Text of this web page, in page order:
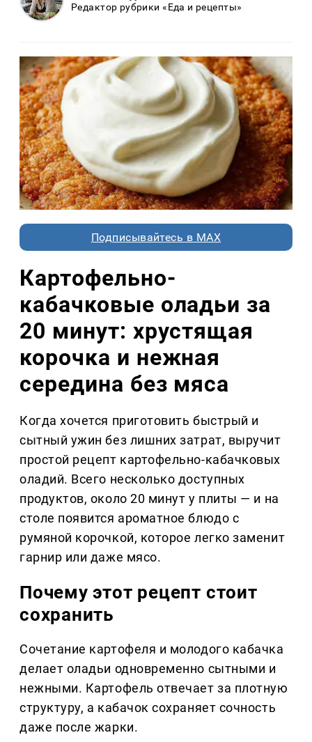
Редактор рубрики «Еда и рецепты»
Подписывайтесь в MAX
Картофельно-
кабачковые оладьи за
20 минут: хрустящая
корочка и нежная
середина без мяса
Когда хочется приготовить быстрый и
сытный ужин без лишних затрат, выручит
простой рецепт картофельно-кабачковых
оладий. Всего несколько доступных
продуктов, около 20 минут у плиты — и на
столе появится ароматное блюдо с
румяной корочкой, которое легко заменит
гарнир или даже мясо.
Почему этот рецепт стоит
сохранить
Сочетание картофеля и молодого кабачка
делает оладьи одновременно сытными и
нежными. Картофель отвечает за плотную
структуру, а кабачок сохраняет сочность
даже после жарки.